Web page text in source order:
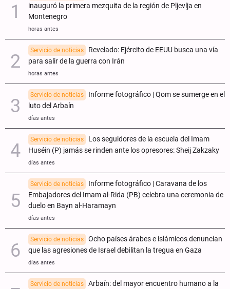
inauguró la primera mezquita de la región de Pljevlja en
Montenegro
horas antes
Servicio de noticias
Revelado: Ejército de EEUU busca una vía
para salir de la guerra con Irán
horas antes
Servicio de noticias
Informe fotográfico | Qom se sumerge en el
luto del Arbaín
días antes
Servicio de noticias
Los seguidores de la escuela del Imam
Huséin (P) jamás se rinden ante los opresores: Sheij Zakzaky
días antes
Servicio de noticias
Informe fotográfico | Caravana de los
Embajadores del Imam al-Rida (PB) celebra una ceremonia de
duelo en Bayn al-Haramayn
días antes
Servicio de noticias
Ocho países árabes e islámicos denuncian
que las agresiones de Israel debilitan la tregua en Gaza
días antes
Servicio de noticias
Arbaín: del mayor encuentro humano a la